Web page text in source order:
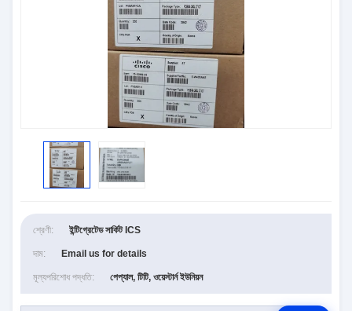
শ্রেণী: ইন্টিগ্রেটেড সার্কিট ICS
দাম: Email us for details
মূল্যপরিশোধ পদ্ধতি: পেপ্যাল, টিটি, ওয়েস্টার্ন ইউনিয়ন